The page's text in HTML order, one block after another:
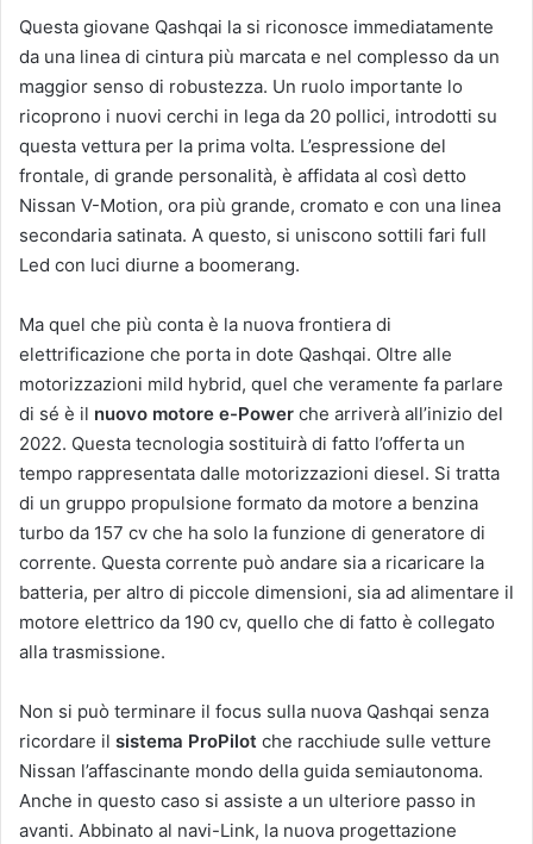
Questa giovane Qashqai la si riconosce immediatamente
da una linea di cintura più marcata e nel complesso da un
maggior senso di robustezza. Un ruolo importante lo
ricoprono i nuovi cerchi in lega da 20 pollici, introdotti su
questa vettura per la prima volta. L’espressione del
frontale, di grande personalità, è affidata al così detto
Nissan V-Motion, ora più grande, cromato e con una linea
secondaria satinata. A questo, si uniscono sottili fari full
Led con luci diurne a boomerang.
Ma quel che più conta è la nuova frontiera di
elettrificazione che porta in dote Qashqai. Oltre alle
motorizzazioni mild hybrid, quel che veramente fa parlare
di sé è il nuovo motore e-Power che arriverà all’inizio del
2022. Questa tecnologia sostituirà di fatto l’offerta un
tempo rappresentata dalle motorizzazioni diesel. Si tratta
di un gruppo propulsione formato da motore a benzina
turbo da 157 cv che ha solo la funzione di generatore di
corrente. Questa corrente può andare sia a ricaricare la
batteria, per altro di piccole dimensioni, sia ad alimentare il
motore elettrico da 190 cv, quello che di fatto è collegato
alla trasmissione.
Non si può terminare il focus sulla nuova Qashqai senza
ricordare il sistema ProPilot che racchiude sulle vetture
Nissan l’affascinante mondo della guida semiautonoma.
Anche in questo caso si assiste a un ulteriore passo in
avanti. Abbinato al navi-Link, la nuova progettazione